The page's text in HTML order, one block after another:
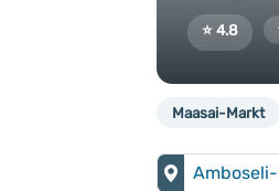
⭐ 4.8
Maasai-Markt